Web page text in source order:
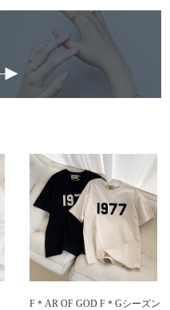
F＊AR OF GOD F＊Gシーズン